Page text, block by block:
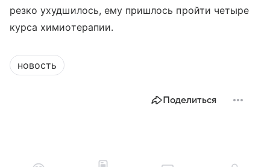
резко ухудшилось, ему пришлось пройти четыре
курса химиотерапии.
новость
Поделиться